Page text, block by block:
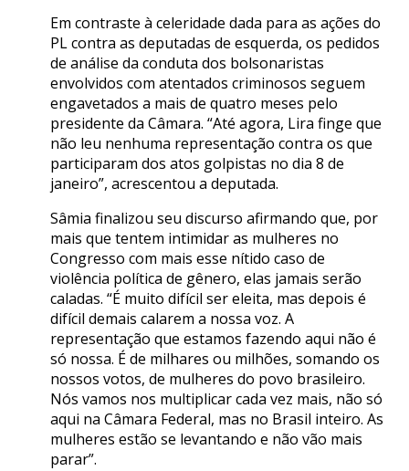
Em contraste à celeridade dada para as ações do
PL contra as deputadas de esquerda, os pedidos
de análise da conduta dos bolsonaristas
envolvidos com atentados criminosos seguem
engavetados a mais de quatro meses pelo
presidente da Câmara. “Até agora, Lira finge que
não leu nenhuma representação contra os que
participaram dos atos golpistas no dia 8 de
janeiro”, acrescentou a deputada.
Sâmia finalizou seu discurso afirmando que, por
mais que tentem intimidar as mulheres no
Congresso com mais esse nítido caso de
violência política de gênero, elas jamais serão
caladas. “É muito difícil ser eleita, mas depois é
difícil demais calarem a nossa voz. A
representação que estamos fazendo aqui não é
só nossa. É de milhares ou milhões, somando os
nossos votos, de mulheres do povo brasileiro.
Nós vamos nos multiplicar cada vez mais, não só
aqui na Câmara Federal, mas no Brasil inteiro. As
mulheres estão se levantando e não vão mais
parar”.